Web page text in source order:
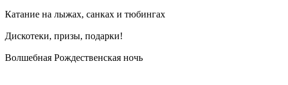
Катание на лыжах, санках и тюбингах
Дискотеки, призы, подарки!
Волшебная Рождественская ночь